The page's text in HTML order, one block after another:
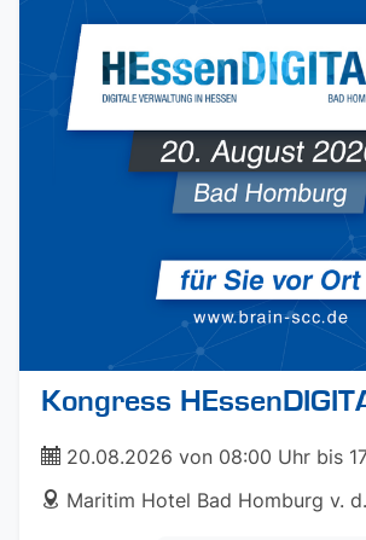
Kongress
ticket20.08.2026 von 08:00 Uhr bis
address
Maritim Hotel Bad Homburg v.